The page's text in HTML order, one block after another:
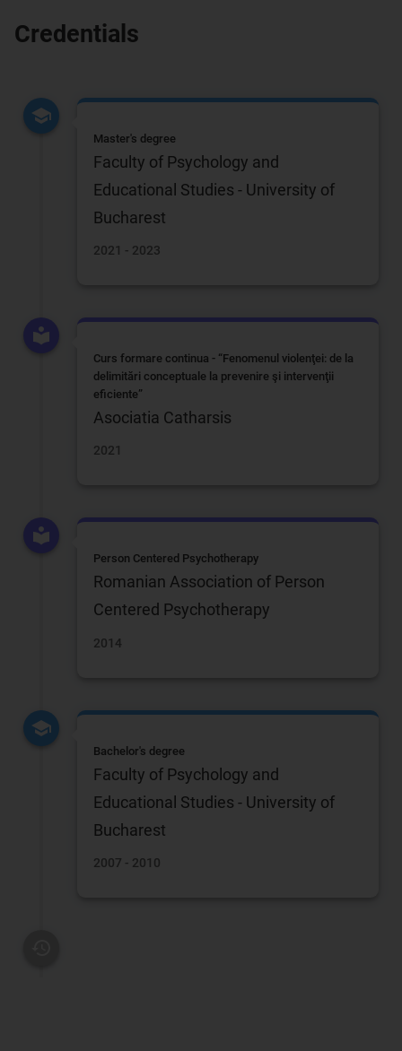
Credentials
Master's degree
Faculty of Psychology and
Educational Studies - University of
Bucharest
2021 - 2023
Curs formare continua - “Fenomenul violenţei: de la
delimitări conceptuale la prevenire şi intervenţii
eficiente”
Asociatia Catharsis
2021
Person Centered Psychotherapy
Romanian Association of Person
Centered Psychotherapy
2014
Bachelor's degree
Faculty of Psychology and
Educational Studies - University of
Bucharest
2007 - 2010